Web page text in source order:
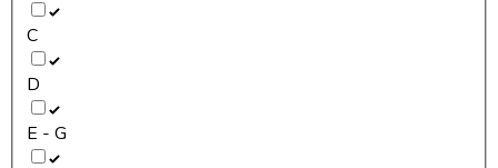
C
D
E - G